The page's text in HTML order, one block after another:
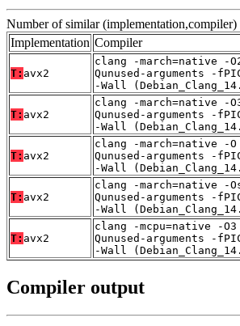
Number of similar (implementation,compiler)
Implementation Compiler
T: avx2
clang -march=native -
Qunused-arguments -
-Wall
T: avx2
clang -march=native -
Qunused-arguments -
-Wall
T: avx2
clang -march=native -
Qunused-arguments -
-Wall
T: avx2
clang -march=native -
Qunused-arguments -
-Wall
T: avx2
clang -mcpu=native -
Qunused-arguments -
-Wall
Compiler output